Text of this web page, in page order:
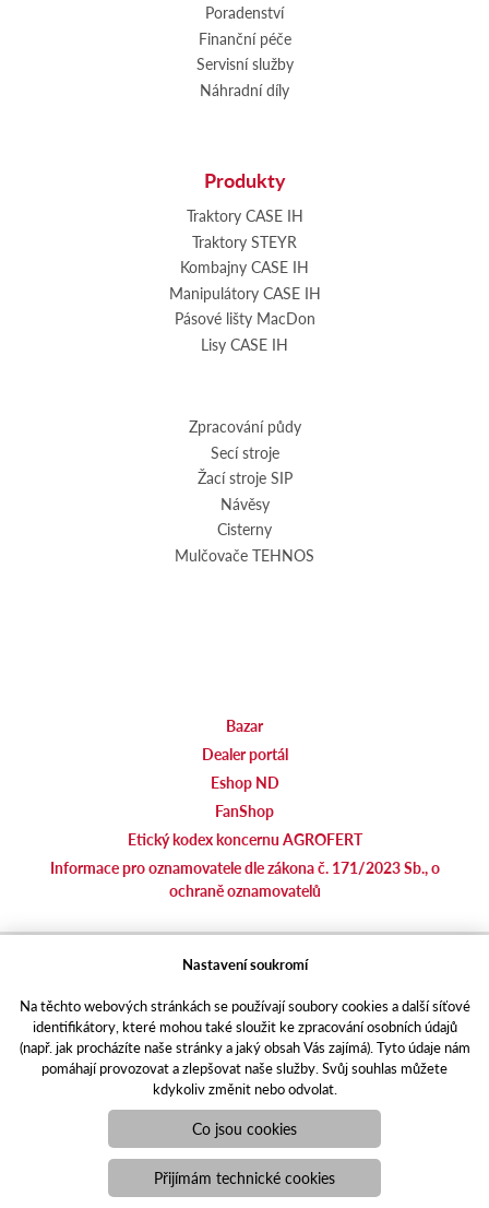
Poradenství
Finanční péče
Servisní služby
Náhradní díly
Produkty
Traktory CASE IH
Traktory STEYR
Kombajny CASE IH
Manipulátory CASE IH
Pásové lišty MacDon
Lisy CASE IH
Zpracování půdy
Secí stroje
Žací stroje SIP
Návěsy
Cisterny
Mulčovače TEHNOS
Bazar
Dealer portál
Eshop ND
FanShop
Etický kodex koncernu AGROFERT
Informace pro oznamovatele dle zákona č. 171/2023 Sb., o
ochraně oznamovatelů
Responzivní webPuxdesign | agrics.cz © 2021
Toto jsou internetové stránky společnosti AGRI CS a. s., se sídlem
agrotec.cz
portal.caseklub.cz
shop.agrics.cz
traktorbazar.cz
eshop.agrics.cz/cs
a-finance.cz
Nastavení soukromí
Na těchto webových stránkách se používají soubory cookies a další síťové
identifikátory, které mohou také sloužit ke zpracování osobních údajů
(např. jak procházíte naše stránky a jaký obsah Vás zajímá). Tyto údaje nám
pomáhají provozovat a zlepšovat naše služby. Svůj souhlas můžete
kdykoliv změnit nebo odvolat.
Co jsou cookies
Přijímám technické cookies